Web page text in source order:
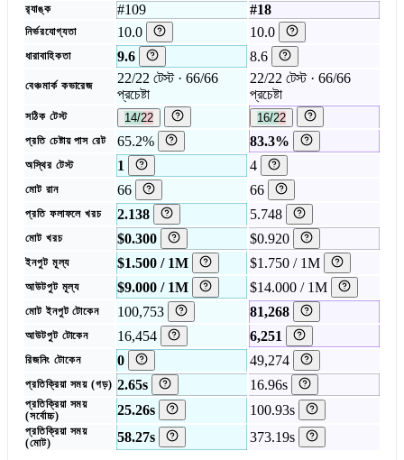
র‍্যাঙ্ক #109 #18
নির্ভরযোগ্যতা 10.0 10.0
ধারাবাহিকতা 9.6 8.6
বেঞ্চমার্ক কভারেজ
22/22 টেস্ট · 66/66
প্রচেষ্টা
22/22 টেস্ট · 66/66
প্রচেষ্টা
সঠিক টেস্ট 14/22 16/22
প্রতি চেষ্টায় পাস রেট 65.2% 83.3%
অস্থির টেস্ট 1 4
মোট রান 66 66
প্রতি ফলাফলে খরচ 2.138 5.748
মোট খরচ $0.300 $0.920
ইনপুট মূল্য $1.500 / 1M $1.750 / 1M
আউটপুট মূল্য $9.000 / 1M $14.000 / 1M
মোট ইনপুট টোকেন 100,753 81,268
আউটপুট টোকেন 16,454 6,251
রিজনিং টোকেন 0 49,274
প্রতিক্রিয়া সময় (গড়) 2.65s 16.96s
প্রতিক্রিয়া সময়
(সর্বোচ্চ)
25.26s 100.93s
প্রতিক্রিয়া সময়
(মোট)
58.27s 373.19s